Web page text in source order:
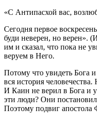
«С Антипасхой вас,
Сегодня первое
буди неверен, но верен».
им и сказал, что пока не
веруем в Него.
Потому что увидеть Бога
вся история
И Каин не верил в Бога и
эти люди? Они
Поэтому подвиг апостола